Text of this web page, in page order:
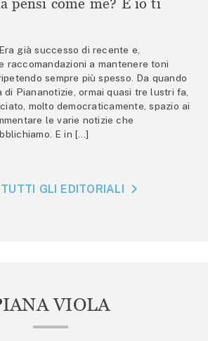
già successo di recente e,
raccomandazioni a mantenere toni
sempre più spesso. Da quando
di Piananotizie, ormai quasi tre lustri fa,
molto democraticamente, spazio ai
le varie notizie che
E in […]
GLI EDITORIALI
VIOLA